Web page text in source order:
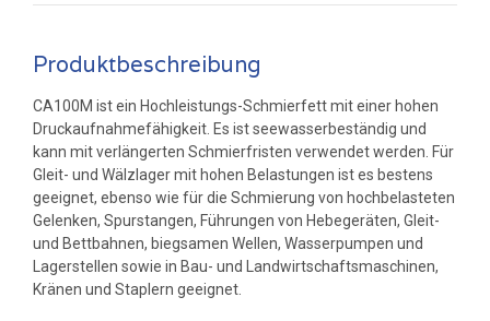
Produktbeschreibung
CA100M ist ein Hochleistungs-Schmierfett mit einer hohen
Druckaufnahmefähigkeit. Es ist seewasserbeständig und
kann mit verlängerten Schmierfristen verwendet werden. Für
Gleit- und Wälzlager mit hohen Belastungen ist es bestens
geeignet, ebenso wie für die Schmierung von hochbelasteten
Gelenken, Spurstangen, Führungen von Hebegeräten, Gleit-
und Bettbahnen, biegsamen Wellen, Wasserpumpen und
Lagerstellen sowie in Bau- und Landwirtschaftsmaschinen,
Kränen und Staplern geeignet.